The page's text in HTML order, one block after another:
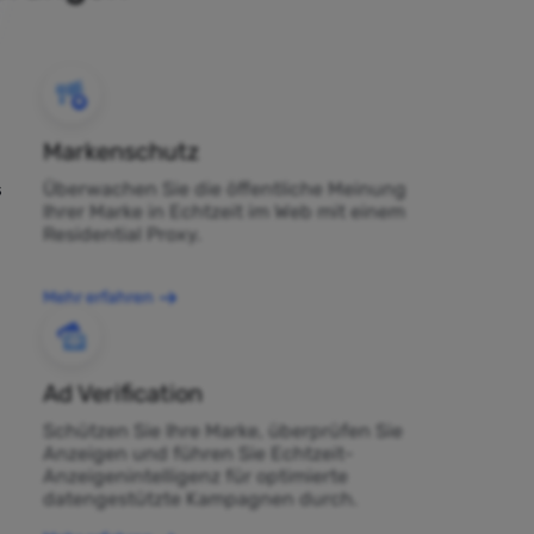
Markenschutz
Überwachen Sie die öffentliche Meinung
Ihrer Marke in Echtzeit im Web mit einem
Residential Proxy.
Mehr erfahren
Ad Verification
Schützen Sie Ihre Marke, überprüfen Sie
Anzeigen und führen Sie Echtzeit-
Anzeigenintelligenz für optimierte
datengestützte Kampagnen durch.